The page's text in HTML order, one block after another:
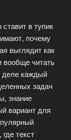
в тупик
почему
выглядит как
вообще читать
деле каждый
задач
знание
вариант для
текст